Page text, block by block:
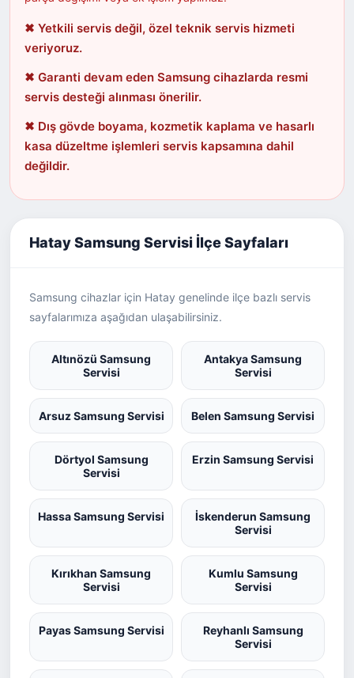
✖ Yetkili servis değil, özel teknik servis hizmeti
veriyoruz.
✖ Garanti devam eden Samsung cihazlarda resmi
servis desteği alınması önerilir.
✖ Dış gövde boyama, kozmetik kaplama ve hasarlı
kasa düzeltme işlemleri servis kapsamına dahil
değildir.
Hatay Samsung Servisi İlçe Sayfaları
Samsung cihazlar için Hatay genelinde ilçe bazlı servis
sayfalarımıza aşağıdan ulaşabilirsiniz.
Altınözü Samsung
Servisi
Antakya Samsung
Servisi
Arsuz Samsung Servisi Belen Samsung Servisi
Dörtyol Samsung
Servisi
Erzin Samsung Servisi
Hassa Samsung Servisi
İskenderun Samsung
Servisi
Kırıkhan Samsung
Servisi
Kumlu Samsung
Servisi
Payas Samsung Servisi
Reyhanlı Samsung
Servisi